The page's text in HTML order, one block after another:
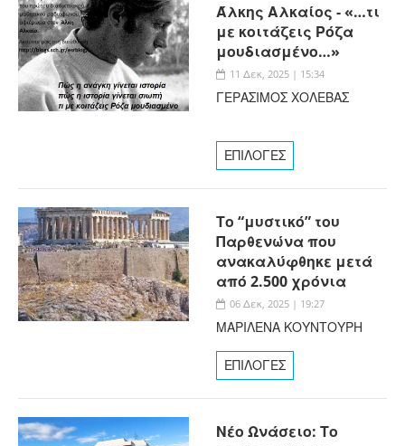
Άλκης Αλκαίος - «…τι
με κοιτάζεις Ρόζα
μουδιασμένο…»
11 Δεκ, 2025 | 15:34
ΓΕΡΑΣΙΜΟΣ ΧΟΛΕΒΑΣ
ΕΠΙΛΟΓΕΣ
Το “μυστικό” του
Παρθενώνα που
ανακαλύφθηκε μετά
από 2.500 χρόνια
06 Δεκ, 2025 | 19:27
ΜΑΡΙΛΕΝΑ ΚΟΥΝΤΟΥΡΗ
ΕΠΙΛΟΓΕΣ
Νέο Ωνάσειο: Το